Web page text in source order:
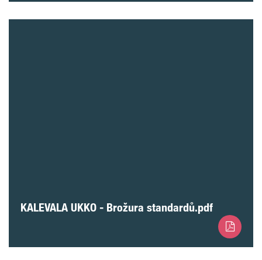
KALEVALA UKKO - Brožura standardů.pdf